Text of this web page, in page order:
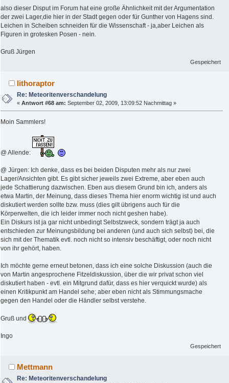
also dieser Disput im Forum hat eine große Ähnlichkeit mit der Argumentation
der zwei Lager,die hier in der Stadt gegen oder für Gunther von Hagens sind.
Leichen in Scheiben schneiden für die Wissenschaft - ja,aber Leichen als
Figuren in grotesken Posen - nein.
Gruß Jürgen
Gespeichert
lithoraptor
Re: Meteoritenverschandelung
«Antwort #68 am: September 02, 2009, 13:09:52 Nachmittag »
Moin Sammlers!
@ Allende:
@ Jürgen: Ich denke, dass es bei beiden Disputen mehr als nur zwei
Lager/Ansichten gibt. Es gibt sicher jeweils zwei Extreme, aber eben auch
jede Schattierung dazwischen. Eben aus diesem Grund bin ich, anders als
etwa Martin, der Meinung, dass dieses Thema hier enorm wichtig ist und auch
diskutiert werden sollte bzw. muss (dies gilt übrigens auch für die
Körperwelten, die ich leider immer noch nicht geshen habe).
Ein Diskurs ist ja gar nicht unbedingt Selbstzweck, sondern trägt ja auch
entschieden zur Meinungsbildung bei anderen (und auch sich selbst) bei, die
sich mit der Thematik evtl. noch nicht so intensiv beschäftigt, oder noch nicht
von ihr gehört, haben.
Ich möchte gerne erneut betonen, dass ich eine solche Diskussion (auch die
von Martin angesprochene Fitzeldiskussion, über die wir privat schon viel
diskutiert haben - evtl. ein Mitgrund dafür, dass es hier verquickt wurde) als
einen Kritikpunkt am Handel sehe; aber eben nicht als Stimmungsmache
gegen den Handel oder die Händler selbst verstehe.
Gruß und
Ingo
Gespeichert
Mettmann
Re: Meteoritenverschandelung